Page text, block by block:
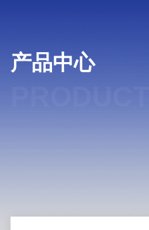
产品中心